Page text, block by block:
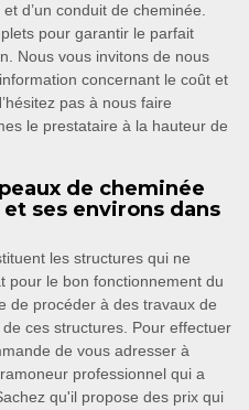
et d’un conduit de cheminée.
pour garantir le parfait
Nous vous invitons de nous
concernant le coût et
pas à nous faire
le prestataire à la hauteur de
de cheminée
ses environs dans
les structures qui ne
pour le bon fonctionnement du
de procéder à des travaux de
ces structures. Pour effectuer
de vous adresser à
professionnel qui a
qu'il propose des prix qui